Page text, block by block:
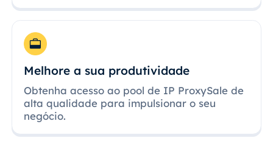
Melhore a sua produtividade
Obtenha acesso ao pool de IP ProxySale de
alta qualidade para impulsionar o seu
negócio.